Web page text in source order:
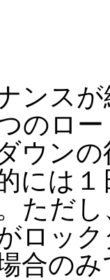
ンス
のロ
ウン
には
ただ
ロッ
合のみ